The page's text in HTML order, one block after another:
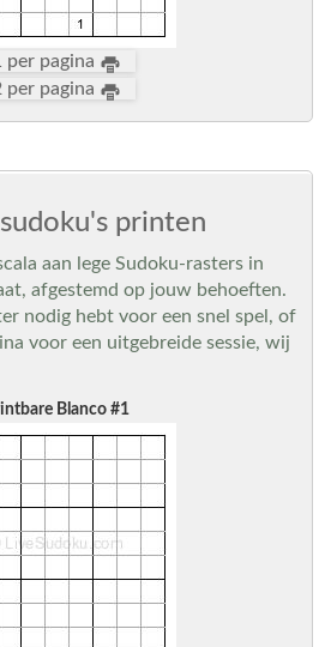
per pagina
per pagina
printen
aan lege Sudoku-rasters in
afgestemd op jouw behoeften.
nodig hebt voor een snel spel, of
voor een uitgebreide sessie, wij
Blanco #1